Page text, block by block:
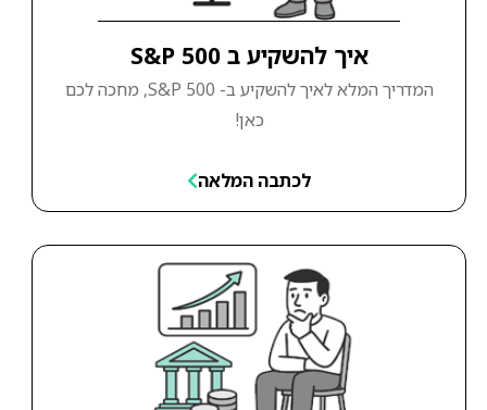
איך להשקיע ב S&P 500
המדריך המלא לאיך להשקיע ב- S&P 500, מחכה לכם
כאן!
לכתבה המלאה